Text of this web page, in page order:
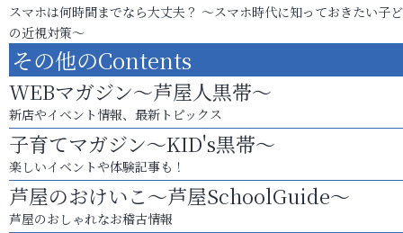
スマホは何時間までなら大丈夫？ ～スマホ時代に知っておきたい子
の近視対策～
その他のContents
WEBマガジン～芦屋人黒帯～
新店やイベント情報、最新トピックス
子育てマガジン～KID's黒帯～
楽しいイベントや体験記事も！
芦屋のおけいこ～芦屋SchoolGuide～
芦屋のおしゃれなお稽古情報